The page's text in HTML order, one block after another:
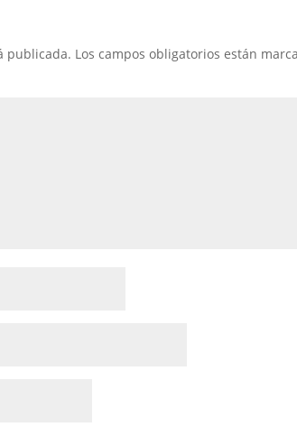
publicada. Los campos obligatorios están